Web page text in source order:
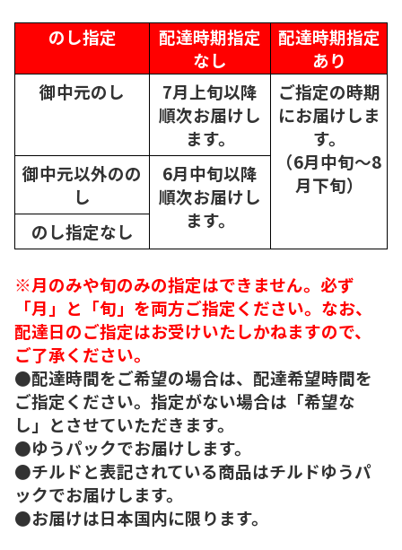
のし指定
配達時期指定
なし
配達時期指定
あり
御中元のし
7月上旬以降
順次お届けし
ます。
ご指定の時期
にお届けしま
す。
（6月中旬～8
月下旬）
御中元以外のの
し
6月中旬以降
順次お届けし
ます。
のし指定なし
※月のみや旬のみの指定はできません。必ず
「月」と「旬」を両方ご指定ください。なお、
配達日のご指定はお受けいたしかねますので、
ご了承ください。
●配達時間をご希望の場合は、配達希望時間を
ご指定ください。指定がない場合は「希望な
し」とさせていただきます。
●ゆうパックでお届けします。
●チルドと表記されている商品はチルドゆうパ
ックでお届けします。
●お届けは日本国内に限ります。